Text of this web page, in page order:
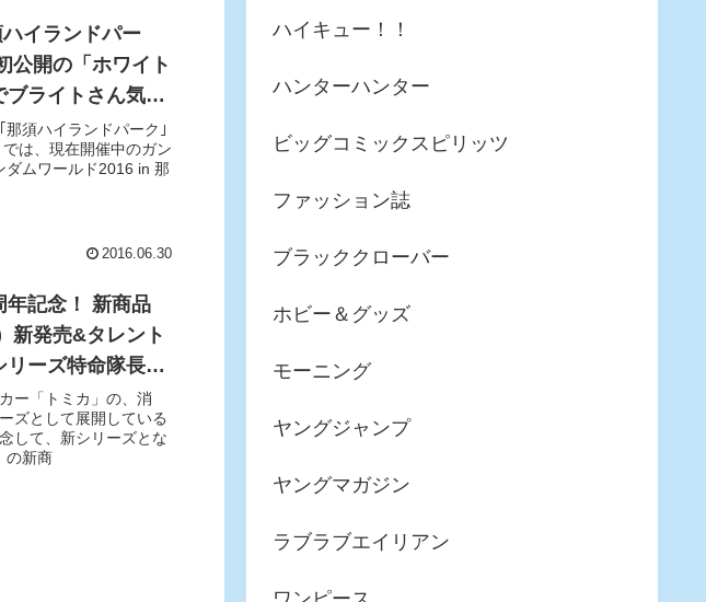
ハイランドパー
公開の「ホワイト
ライトさん気分
須ハイランドパーク｣
は、現在開催中のガン
ダムワールド2016 in 那
2016.06.30
年記念！ 新商品
新発売&タレント
ーズ特命隊長に
ー「トミカ」の、消
ズとして展開している
して、新シリーズとな
の新商
ハイキュー！！
ハンターハンター
ビッグコミックスピリッツ
ファッション誌
ブラッククローバー
ホビー＆グッズ
モーニング
ヤングジャンプ
ヤングマガジン
ラブラブエイリアン